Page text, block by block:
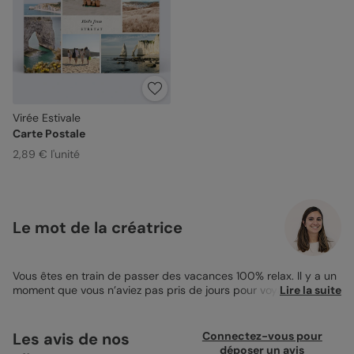
Virée Estivale
Carte Postale
2,89 € l'unité
Le mot de la créatrice
Vous êtes en train de passer des vacances 100% relax. Il y a un
moment que vous n’aviez pas pris de jours pour voyager ou tout
beaux jours. Vous n’avez eu le temps de prévenir personne alors
vous savez que pour ne pas qu’il s’inquiète il faut leur donner
Lire la suite
Les avis de nos
Connectez-vous pour
déposer un avis